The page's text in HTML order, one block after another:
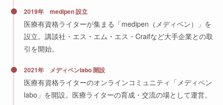
2019年 medipen 設立
医療有資格ライターが集まる「medipen（メディペン）」を
設立。講談社・エス・エム・エス・Craifなど大手企業との取
引を開始。
2021年 メディペンlabo 開設
医療有資格ライターのオンラインコミュニティ「メディペン
labo」を開設。医療ライターの育成・交流の場として運営。